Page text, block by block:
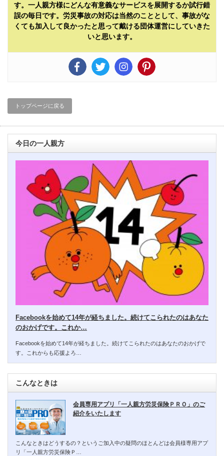
す。一人親方様にどんな有意義なサービスを展開するか試行錯
誤の毎日です。労災事故の対応は当然のこととして、事故がな
くても加入して良かったと思って戴ける団体運営にしていきた
いと思います。
トップページに戻る
今日の一人親方
Facebookを始めて14年が経ちました。続けてこられたのはあなた
のおかげです。これか…
Facebookを始めて14年が経ちました。続けてこられたのはあなたのおかげで
す。これからも応援よろ…
こんなときは
会員専用アプリ「一人親方労災保険ＰＲＯ」のご
紹介をいたします
こんなときはどうするの？というご加入中の疑問のほとんどは会員様専用アプ
リ「一人親方労災保険Ｐ…